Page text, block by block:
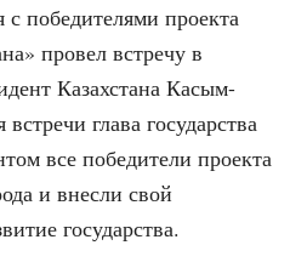
победителями проекта
провел встречу в
Казахстана Касым-
глава государства
все победители проекта
и внесли свой
государства.